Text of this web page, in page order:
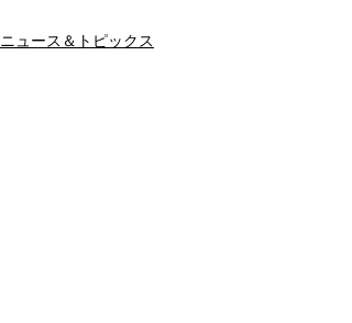
ニュース＆トピックス